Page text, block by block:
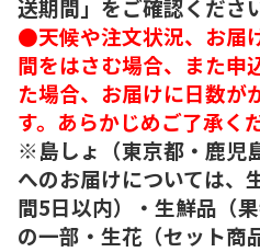
送期間」をご確認くださ
●天候や注文状況、お届
間をはさむ場合、また申
た場合、お届けに日数が
す。あらかじめご了承く
※島しょ（東京都・鹿児
へのお届けについては、
間5日以内）・生鮮品（
の一部・生花（セット商